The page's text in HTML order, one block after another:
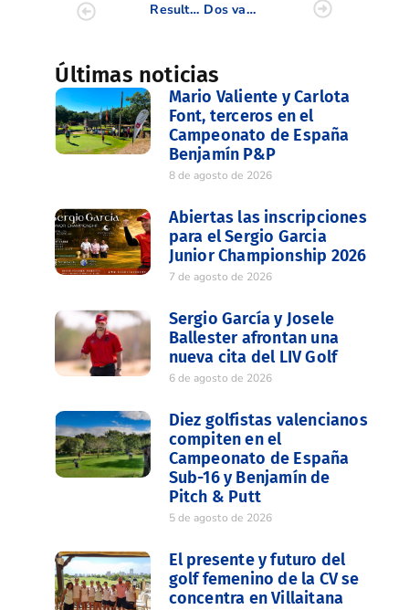
Resultados III Liguilla Senior Masculina Zona VLC/CS 4/9
Dos valencianos entre la nómina de jugadores en el match mixto ante Inglaterra
Últimas noticias
Mario Valiente y Carlota
Font, terceros en el
Campeonato de España
Benjamín P&P
8 de agosto de 2026
Abiertas las inscripciones
para el Sergio Garcia
Junior Championship 2026
7 de agosto de 2026
Sergio García y Josele
Ballester afrontan una
nueva cita del LIV Golf
6 de agosto de 2026
Diez golfistas valencianos
compiten en el
Campeonato de España
Sub-16 y Benjamín de
Pitch & Putt
5 de agosto de 2026
El presente y futuro del
golf femenino de la CV se
concentra en Villaitana